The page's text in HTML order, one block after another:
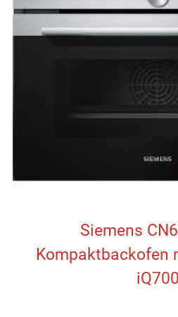
Siemens
Kompaktbackofen
iQ700